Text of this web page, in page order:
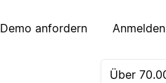
Demo anfordern Anmelden